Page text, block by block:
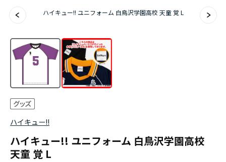
ハイキュー!! ユニフォーム 白鳥沢学園高校 天童 覚 L
ハイキュー!!
ハイキュー!! ユニフォーム 白鳥沢学園高校
天童 覚 L